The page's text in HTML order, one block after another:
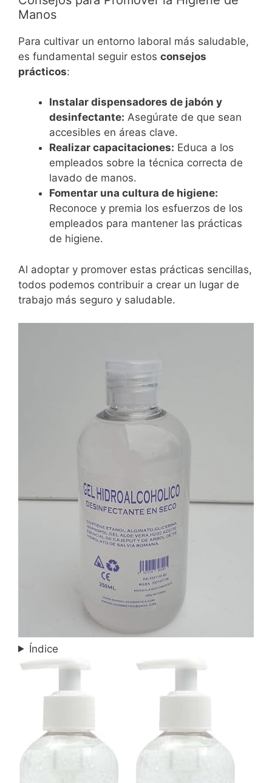
Manos
Para cultivar un entorno laboral más saludable,
es fundamental seguir estos consejos
prácticos:
Instalar dispensadores de jabón y
desinfectante: Asegúrate de que sean
accesibles en áreas clave.
Realizar capacitaciones: Educa a los
empleados sobre la técnica correcta de
lavado de manos.
Fomentar una cultura de higiene:
Reconoce y premia los esfuerzos de los
empleados para mantener las prácticas
de higiene.
Al adoptar y promover estas prácticas sencillas,
todos podemos contribuir a crear un lugar de
trabajo más seguro y saludable.
Índice